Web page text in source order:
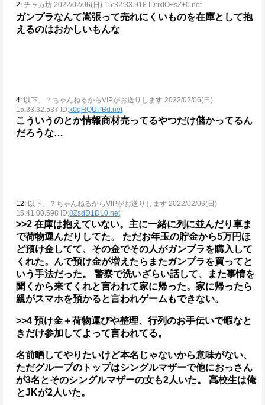
2: チャカ坊 2022/02/06(日) 15:32:33.918 ID:ixlO+sZ+0.net
ガンプラなんて嵩張って売れにくいものを在庫として抱
えるのはおかしいもんな
4: 以下、？ちゃんねるからVIPがお送りします 2022/02/06(日)
15:33:32.537 ID:k0qHQUPBd.net
こういうのとか情報商材売ってるやつだけ儲かってるん
だろうな…
12: 以下、？ちゃんねるからVIPがお送りします 2022/02/06(日)
15:41:00.598 ID:8ZsdD1DL0.net
>>2 在庫は抱えていない。主に一緒に列に並んだり車ま
で荷物運んだりしてた。 ただお年玉の貯金から5万円ほ
ど預け金してて、その金でその人がガンプラを購入して
くれた。んで預け金が増えたらまたガンプラを買ってと
いう手法だった。 警察で洗いざらい話して、また事情を
聞くから来てくれと言われて家に帰った。家に帰ったら
親がスマホを預かると言われゲームもできない。
>>4 預け金＋荷物運びや整理、行列のお手伝いで暇なと
きだけ参加してよって言われてる。
名前晒してやりたいけど本名じゃないから意味がない、
ただグループのトップはシングルマザーで他におっさん
が3名とそのシングルマザーの女も2人いた。 高校生は俺
とJKが2人いた。